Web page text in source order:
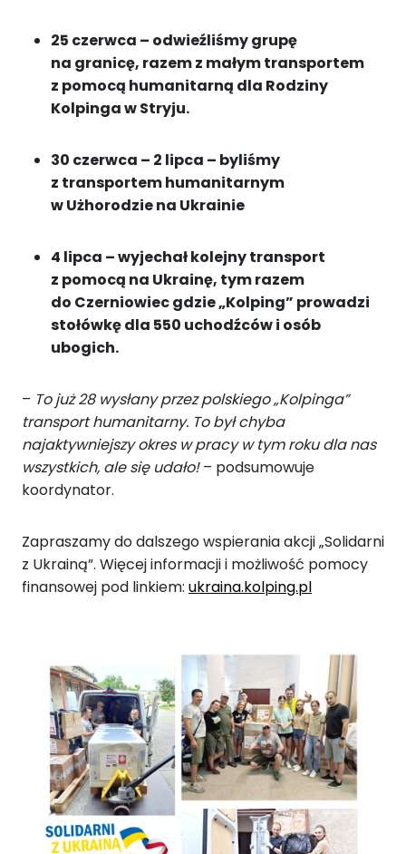
25 czerwca – odwieźliśmy grupę
na granicę, razem z małym transportem
z pomocą humanitarną dla Rodziny
Kolpinga w Stryju.
30 czerwca – 2 lipca – byliśmy
z transportem humanitarnym
w Użhorodzie na Ukrainie
4 lipca – wyjechał kolejny transport
z pomocą na Ukrainę, tym razem
do Czerniowiec gdzie „Kolping” prowadzi
stołówkę dla 550 uchodźców i osób
ubogich.
– To już 28 wysłany przez polskiego „Kolpinga”
transport humanitarny. To był chyba
najaktywniejszy okres w pracy w tym roku dla nas
wszystkich, ale się udało!– podsumowuje
koordynator.
Zapraszamy do dalszego wspierania akcji „Solidarni
z Ukrainą”. Więcej informacji i możliwość pomocy
finansowej pod linkiem: ukraina.kolping.pl